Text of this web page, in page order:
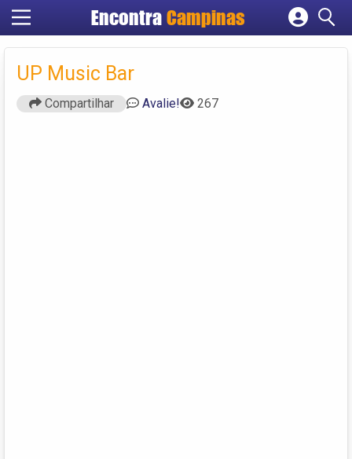
Encontra Campinas
Cadastrar empresa
UP Music Bar
Compartilhar Avalie! 267